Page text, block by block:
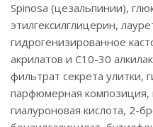
Spinosa (цезальпинии),
этилгексилглицерин,
гидрогенизированное
акрилатов и C10-30
фильтрат секрета улитки,
парфюмерная композиция,
гиалуроновая кислота, 2-